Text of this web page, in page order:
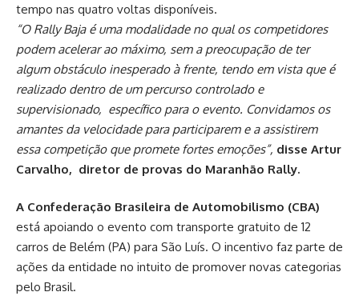
tempo nas quatro voltas disponíveis.
“O Rally Baja é uma modalidade no qual os competidores
podem acelerar ao máximo, sem a preocupação de ter
algum obstáculo inesperado à frente, tendo em vista que é
realizado dentro de um percurso controlado e
supervisionado, específico para o evento. Convidamos os
amantes da velocidade para participarem e a assistirem
essa competição que promete fortes emoções”, disse Artur
Carvalho, diretor de provas do Maranhão Rally.
A Confederação Brasileira de Automobilismo (CBA)
está apoiando o evento com transporte gratuito de 12
carros de Belém (PA) para São Luís. O incentivo faz parte de
ações da entidade no intuito de promover novas categorias
pelo Brasil.